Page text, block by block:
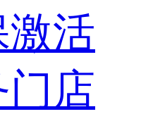
活
门店